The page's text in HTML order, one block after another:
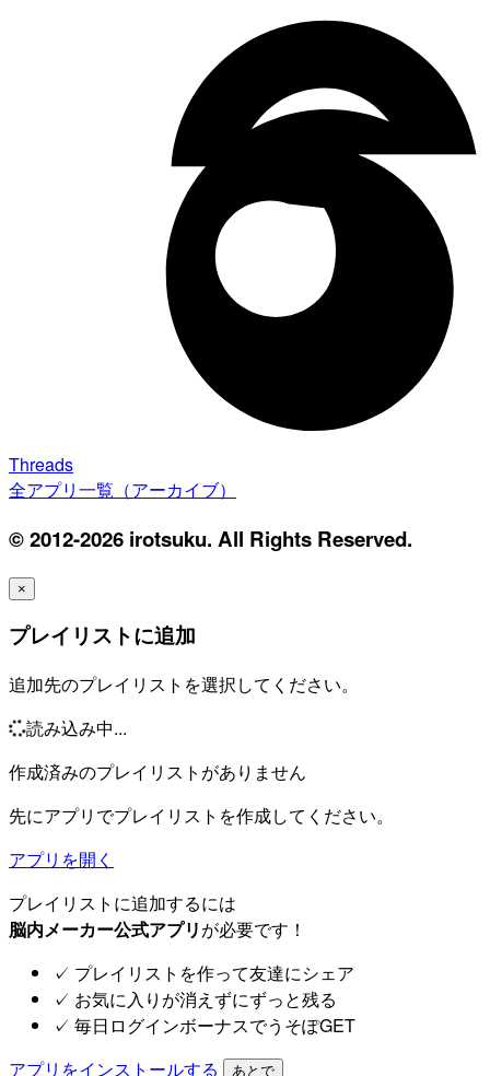
Threads
全アプリ一覧（アーカイブ）
© 2012-2026 irotsuku. All Rights Reserved.
×
プレイリストに追加
追加先のプレイリストを選択してください。
読み込み中...
作成済みのプレイリストがありません
先にアプリでプレイリストを作成してください。
アプリを開く
プレイリストに追加するには
脳内メーカー公式アプリが必要です！
✓ プレイリストを作って友達にシェア
✓ お気に入りが消えずにずっと残る
✓ 毎日ログインボーナスでうそぽGET
アプリをインストールする
あとで